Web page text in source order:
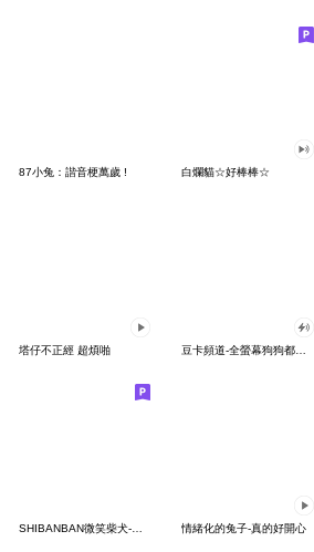
87小兔：諧音梗萬歲 ! 白爛貓☆好棒棒☆
塔仔不正經 超煩啪
SHIBANBAN微笑柴犬-廢柴寶寶日常 情緒化的兔子-真的好開心